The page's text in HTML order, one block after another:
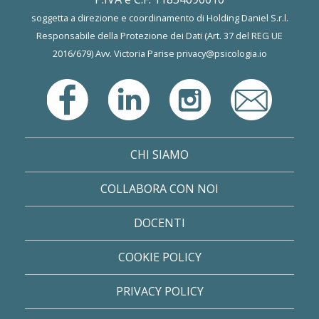
soggetta a direzione e coordinamento di Holding Daniel S.r.l.
Responsabile della Protezione dei Dati (Art. 37 del REG UE
2016/679) Avv. Victoria Parise privacy@psicologia.io
CHI SIAMO
COLLABORA CON NOI
DOCENTI
COOKIE POLICY
PRIVACY POLICY